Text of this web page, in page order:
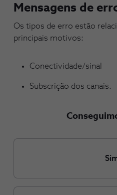
Mensagens de
Os tipos de erro estão
principais motivos:
Conectividade/sinal
Subscrição dos canais.